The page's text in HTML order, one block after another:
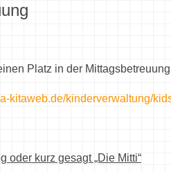
Platz in der
kitaweb.de/kinderverwaltung/
oder kurz gesagt „Die Mitti“